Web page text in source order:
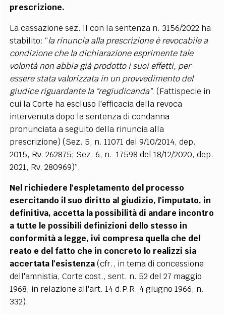
prescrizione.
La cassazione sez. II con la sentenza n. 3156/2022 ha
stabilito: “la rinuncia alla prescrizione è revocabile a
condizione che la dichiarazione esprimente tale
volontà non abbia già prodotto i suoi effetti, per
essere stata valorizzata in un provvedimento del
giudice riguardante la "regiudicanda". (Fattispecie in
cui la Corte ha escluso l'efficacia della revoca
intervenuta dopo la sentenza di condanna
pronunciata a seguito della rinuncia alla
prescrizione) (Sez. 5, n. 11071 del 9/10/2014, dep.
2015, Rv. 262875; Sez. 6, n. 17598 del 18/12/2020, dep.
2021, Rv. 280969)”.
Nel richiedere l'espletamento del processo
esercitando il suo diritto al giudizio, l'imputato, in
definitiva, accetta la possibilità di andare incontro
a tutte le possibili definizioni dello stesso in
conformità a legge, ivi compresa quella che del
reato e del fatto che in concreto lo realizzi sia
accertata l'esistenza(cfr., in tema di concessione
dell'amnistia, Corte cost., sent. n. 52 del 27 maggio
1968, in relazione all'art. 14 d.P.R. 4 giugno 1966, n.
332).